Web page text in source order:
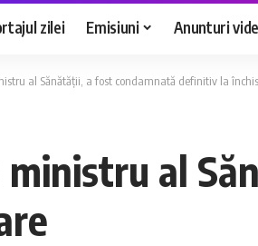
zilei Emisiuni Anunturi
al Sănătății, a fost condamnată definitiv la
al